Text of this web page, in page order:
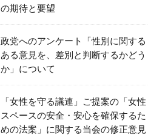
の期待と要望
政党へのアンケート「性別に関する
ある意見を、差別と判断するかどう
か」について
「女性を守る議連」ご提案の「女性
スペースの安全・安心を確保するた
めの法案」に関する当会の修正意見